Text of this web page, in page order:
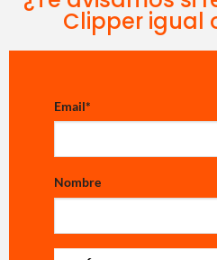
Clipper igual
Email*
Nombre